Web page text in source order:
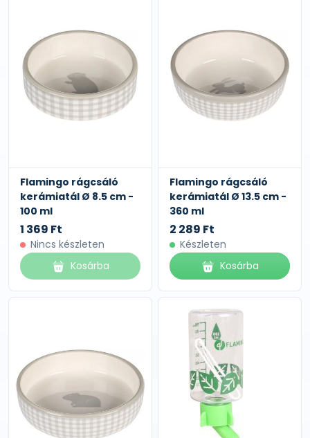
Flamingo rágcsáló
kerámiatál Ø 8.5 cm -
100 ml
1 369 Ft
Nincs készleten
Kosárba
Flamingo rágcsáló
kerámiatál Ø 13.5 cm -
360 ml
2 289 Ft
Készleten
Kosárba